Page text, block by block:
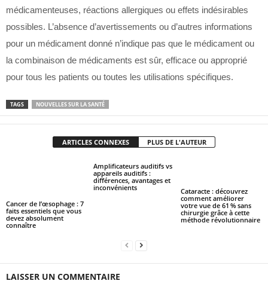
médicamenteuses, réactions allergiques ou effets indésirables
possibles. L’absence d’avertissements ou d’autres informations
pour un médicament donné n’indique pas que le médicament ou
la combinaison de médicaments est sûr, efficace ou approprié
pour tous les patients ou toutes les utilisations spécifiques.
TAGS NOUVELLES SUR LA SANTÉ
ARTICLES CONNEXES PLUS DE L'AUTEUR
Cancer de l’œsophage : 7
faits essentiels que vous
devez absolument
connaître
Amplificateurs auditifs vs
appareils auditifs :
différences, avantages et
inconvénients
Cataracte : découvrez
comment améliorer
votre vue de 61 % sans
chirurgie grâce à cette
méthode révolutionnaire
LAISSER UN COMMENTAIRE